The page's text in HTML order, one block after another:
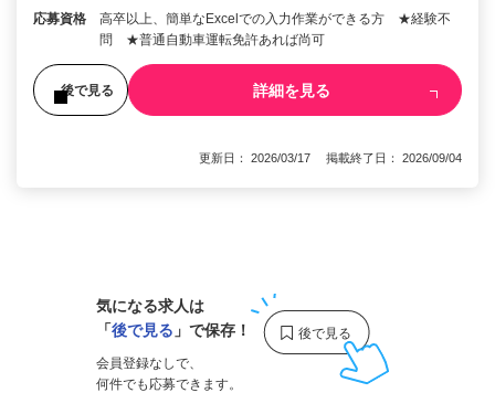
応募資格
高卒以上、簡単なExcelでの入力作業ができる方 ★経験不
問 ★普通自動車運転免許あれば尚可
後で見る 詳細を見る
更新日： 2026/03/17 掲載終了日： 2026/09/04
気になる求人は
「後で見る 」で保存！
会員登録なしで、
何件でも応募できます。